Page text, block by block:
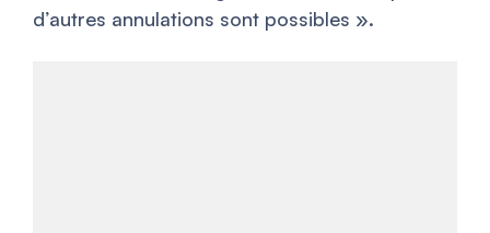
d’autres annulations sont possibles ».